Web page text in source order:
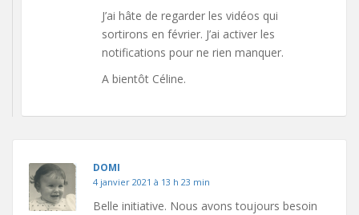
J’ai hâte de regarder les vidéos qui
sortirons en février. J’ai activer les
notifications pour ne rien manquer.
A bientôt Céline.
DOMI
4 janvier 2021 à 13 h 23 min
Belle initiative. Nous avons toujours besoin